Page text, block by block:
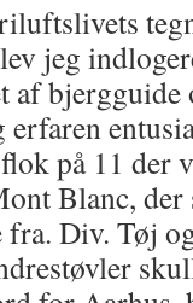
jeg
af bjergguide
på 11 der
Blanc,
Div. Tøj